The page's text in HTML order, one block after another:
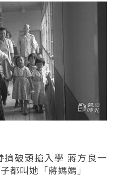
擠破頭搶入學 蔣方良一
都叫她「蔣媽媽」